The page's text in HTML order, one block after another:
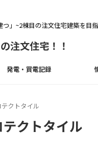
つ」~2棟目の注文住宅建築を目
注文住宅！！
発電・買電記録
クトタイル
クトタイル